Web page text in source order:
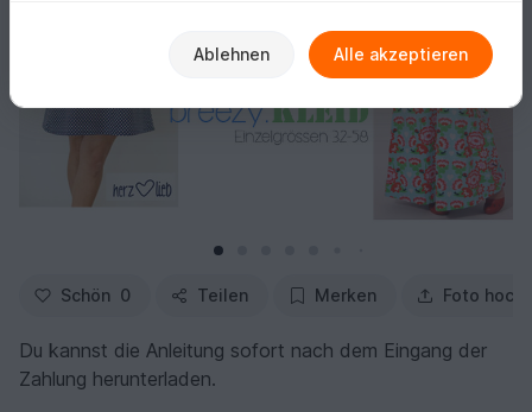
Schön 0 Teilen Merken Foto
Du kannst die Anleitung sofort nach dem Eingang der
Zahlung herunterladen.
Ablehnen Alle akzeptieren